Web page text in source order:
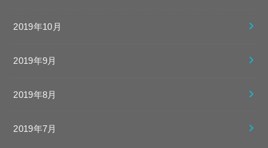
2019年10月
2019年9月
2019年8月
2019年7月